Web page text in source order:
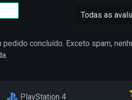
concluído. Exceto spam,
PlayStation 4